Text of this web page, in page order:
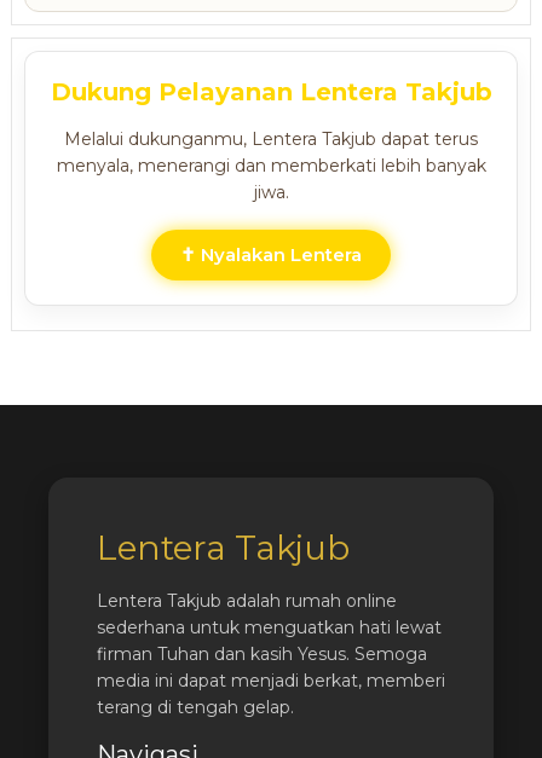
Dukung Pelayanan Lentera Takjub
Melalui dukunganmu, Lentera Takjub dapat terus
menyala, menerangi dan memberkati lebih banyak
jiwa.
✝ Nyalakan Lentera
Lentera Takjub
Lentera Takjub adalah rumah online
sederhana untuk menguatkan hati lewat
firman Tuhan dan kasih Yesus. Semoga
media ini dapat menjadi berkat, memberi
terang di tengah gelap.